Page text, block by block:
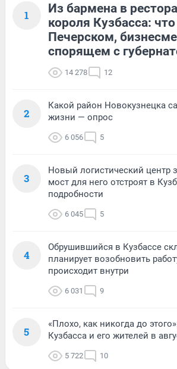
1
Из бармена в
короля Кузбасса:
Печерском,
спорящем с
14 278 12
2
Какой район Новокузнецка
жизни — опрос
6 056 5
3
Новый логистический центр
мост для него отстроят в
подробности
6 045 5
4
Обрушившийся в Кузбассе
планирует возобновить
происходит внутри
6 031 9
5
«Плохо, как никогда до
Кузбасса и его жителей в
5 722 10